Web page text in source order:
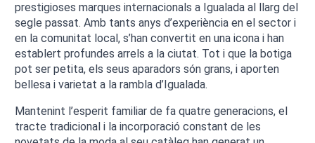
prestigioses marques internacionals a Igualada al llarg del
segle passat. Amb tants anys d’experiència en el sector i
en la comunitat local, s’han convertit en una icona i han
establert profundes arrels a la ciutat. Tot i que la botiga
pot ser petita, els seus aparadors són grans, i aporten
bellesa i varietat a la rambla d’Igualada.
Mantenint l’esperit familiar de fa quatre generacions, el
tracte tradicional i la incorporació constant de les